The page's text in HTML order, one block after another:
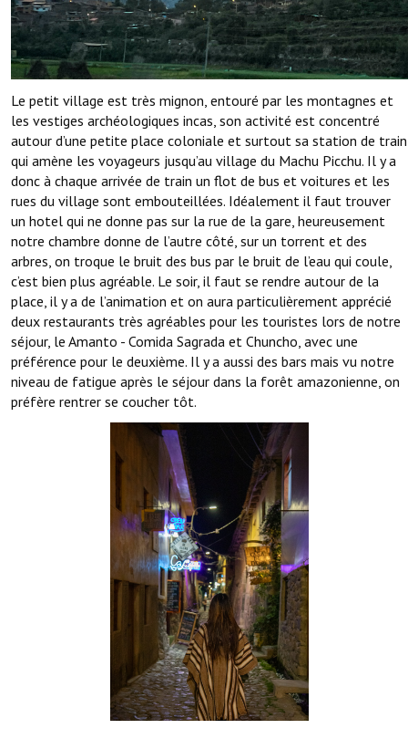
Le petit village est très mignon, entouré par les montagnes et
les vestiges archéologiques incas, son activité est concentré
autour d’une petite place coloniale et surtout sa station de train
qui amène les voyageurs jusqu’au village du Machu Picchu. Il y a
donc à chaque arrivée de train un flot de bus et voitures et les
rues du village sont embouteillées. Idéalement il faut trouver
un hotel qui ne donne pas sur la rue de la gare, heureusement
notre chambre donne de l’autre côté, sur un torrent et des
arbres, on troque le bruit des bus par le bruit de l’eau qui coule,
c’est bien plus agréable. Le soir, il faut se rendre autour de la
place, il y a de l’animation et on aura particulièrement apprécié
deux restaurants très agréables pour les touristes lors de notre
séjour, le Amanto - Comida Sagrada et Chuncho, avec une
préférence pour le deuxième. Il y a aussi des bars mais vu notre
niveau de fatigue après le séjour dans la forêt amazonienne, on
préfère rentrer se coucher tôt.